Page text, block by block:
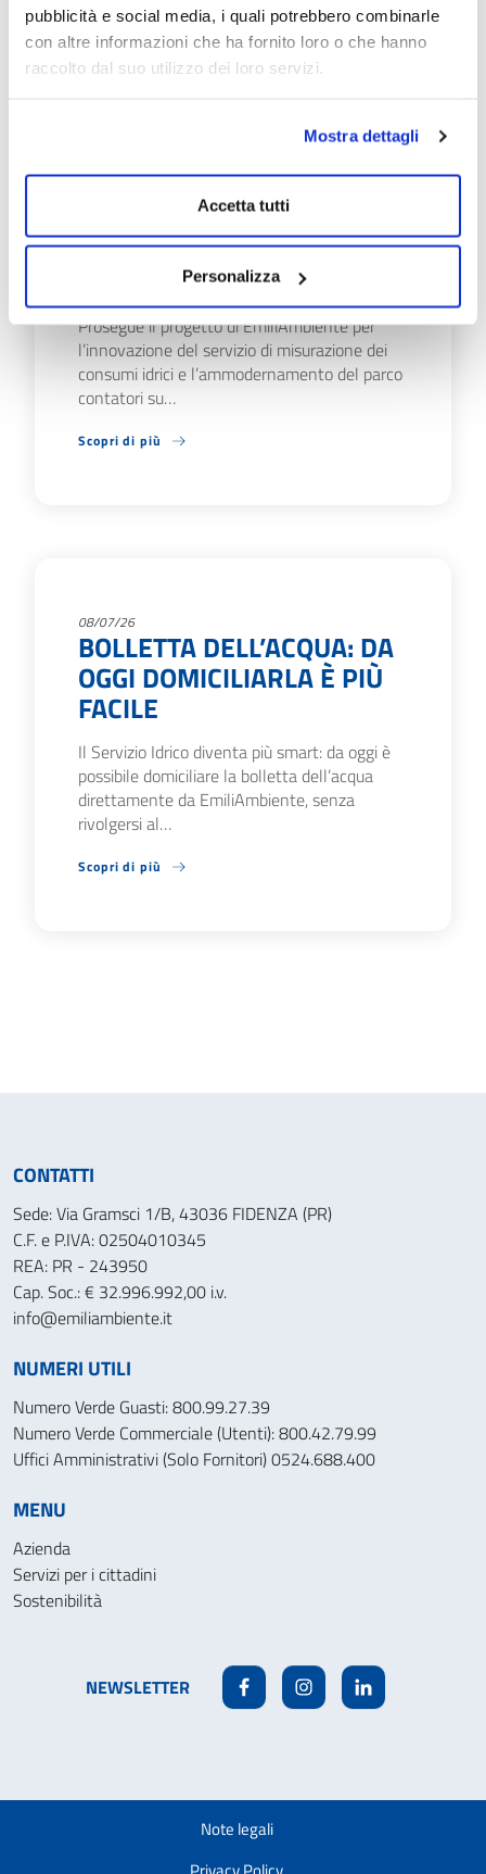
pubblicità e social media, i quali potrebbero combinarle
con altre informazioni che ha fornito loro o che hanno
raccolto dal suo utilizzo dei loro servizi.
Mostra dettagli
Accetta tutti
Personalizza
PROGETTO "SMART
METER": VIA AI
SOPRALLUOGHI A SISSA
TRECASALI
Prosegue il progetto di EmiliAmbiente per
l’innovazione del servizio di misurazione dei
consumi idrici e l’ammodernamento del parco
contatori su…
Scopri di più
08/07/26
BOLLETTA DELL’ACQUA: DA
OGGI DOMICILIARLA È PIÙ
FACILE
Il Servizio Idrico diventa più smart: da oggi è
possibile domiciliare la bolletta dell’acqua
direttamente da EmiliAmbiente, senza
rivolgersi al…
Scopri di più
CONTATTI
Sede: Via Gramsci 1/B, 43036 FIDENZA (PR)
C.F. e P.IVA: 02504010345
REA: PR - 243950
Cap. Soc.: € 32.996.992,00 i.v.
info@emiliambiente.it
NUMERI UTILI
Numero Verde Guasti: 800.99.27.39
Numero Verde Commerciale (Utenti): 800.42.79.99
Uffici Amministrativi (Solo Fornitori) 0524.688.400
MENU
Azienda
Servizi per i cittadini
Sostenibilità
NEWSLETTER FacebookInstagramLinkedin
Note legali